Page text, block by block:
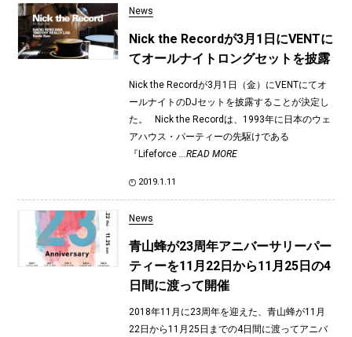
News
Nick the Recordが3月1日にVENTに
てオールナイトロングセットを披露
Nick the Recordが3月1日（金）にVENTにてオ
ールナイトのDJセットを披露することが決定し
た。 Nick the Recordは、1993年に日本のウェ
アハウス・パーティーの先駆けである
『Lifeforce
...READ MORE
2019.1.11
News
青山蜂が23周年アニバーサリーパー
ティーを11月22日から11月25日の4
日間に渡って開催
2018年11月に23周年を迎えた、青山蜂が11月
22日から11月25日までの4日間に渡ってアニバ